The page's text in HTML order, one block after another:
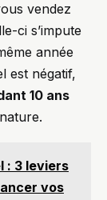
vendez
ci s’impute
année
est négatif,
10 ans
: 3 leviers
vos